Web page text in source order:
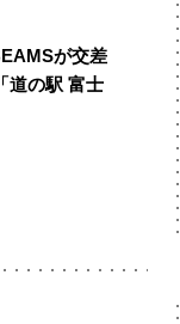
が交差
道の駅 富士